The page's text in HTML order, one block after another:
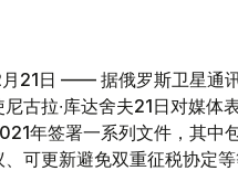
21日 —— 据俄罗斯卫星通
古拉∙库达舍夫21日对媒体
年签署一系列文件，其中
可更新避免双重征税协定等